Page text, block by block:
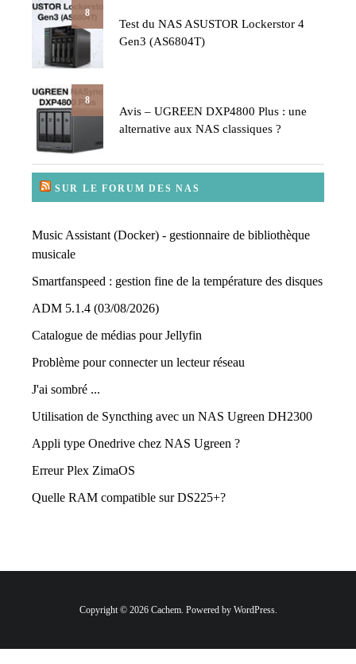
8
Test du NAS ASUSTOR Lockerstor 4
Gen3 (AS6804T)
8
Avis – UGREEN DXP4800 Plus : une
alternative aux NAS classiques ?
SUR LE FORUM DES NAS
Music Assistant (Docker) - gestionnaire de bibliothèque
musicale
Smartfanspeed : gestion fine de la température des disques
ADM 5.1.4 (03/08/2026)
Catalogue de médias pour Jellyfin
Problème pour connecter un lecteur réseau
J'ai sombré ...
Utilisation de Syncthing avec un NAS Ugreen DH2300
Appli type Onedrive chez NAS Ugreen ?
Erreur Plex ZimaOS
Quelle RAM compatible sur DS225+?
Copyright © 2026 Cachem. Powered by WordPress.